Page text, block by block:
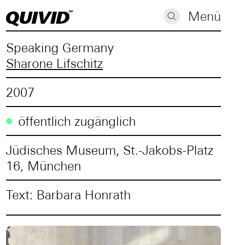
Menü
Speaking Germany
Sharone Lifschitz
2007
öffentlich zugänglich
Jüdisches Museum, St.-Jakobs-Platz
16, München
Text: Barbara Honrath